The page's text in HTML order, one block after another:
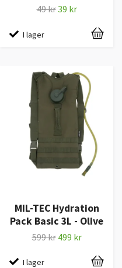
49 kr39 kr
I lager
MIL-TEC Hydration
Pack Basic 3L - Olive
599 kr 499 kr
I lager